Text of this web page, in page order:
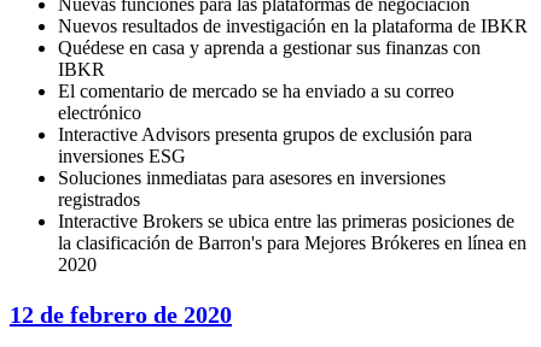
Nuevas funciones para las plataformas de negociación
Nuevos resultados de investigación en la plataforma de IBKR
Quédese en casa y aprenda a gestionar sus finanzas con
IBKR
El comentario de mercado se ha enviado a su correo
electrónico
Interactive Advisors presenta grupos de exclusión para
inversiones ESG
Soluciones inmediatas para asesores en inversiones
registrados
Interactive Brokers se ubica entre las primeras posiciones de
la clasificación de Barron's para Mejores Brókeres en línea en
2020
12 de febrero de 2020